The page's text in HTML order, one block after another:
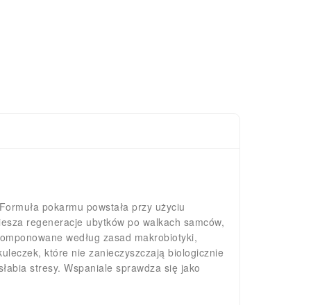
pokarmu powstała przy użyciu
regeneracje ubytków po walkach samców,
według zasad makrobiotyki,
które nie zanieczyszczają biologicznie
stresy. Wspaniale sprawdza się jako